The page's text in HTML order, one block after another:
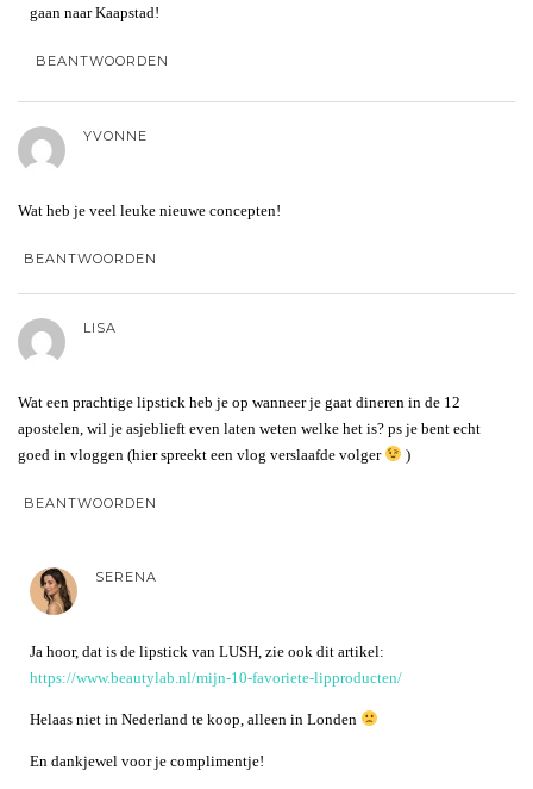
gaan naar Kaapstad!
BEANTWOORDEN
YVONNE
Wat heb je veel leuke nieuwe concepten!
BEANTWOORDEN
LISA
Wat een prachtige lipstick heb je op wanneer je gaat dineren in de 12
apostelen, wil je asjeblieft even laten weten welke het is? ps je bent echt
goed in vloggen (hier spreekt een vlog verslaafde volger
)
BEANTWOORDEN
SERENA
Ja hoor, dat is de lipstick van LUSH, zie ook dit artikel:
https://www.beautylab.nl/mijn-10-favoriete-lipproducten/
Helaas niet in Nederland te koop, alleen in Londen
En dankjewel voor je complimentje!